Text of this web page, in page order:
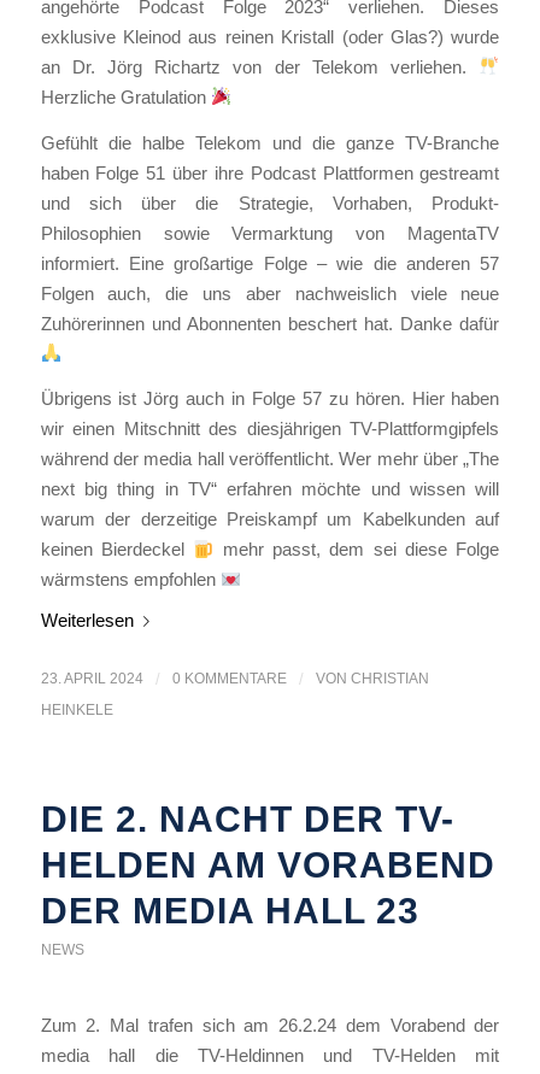
angehörte Podcast Folge 2023“ verliehen. Dieses
exklusive Kleinod aus reinen Kristall (oder Glas?) wurde
an Dr. Jörg Richartz von der Telekom verliehen.
Herzliche Gratulation
Gefühlt die halbe Telekom und die ganze TV-Branche
haben Folge 51 über ihre Podcast Plattformen gestreamt
und sich über die Strategie, Vorhaben, Produkt-
Philosophien sowie Vermarktung von MagentaTV
informiert. Eine großartige Folge – wie die anderen 57
Folgen auch, die uns aber nachweislich viele neue
Zuhörerinnen und Abonnenten beschert hat. Danke dafür
Übrigens ist Jörg auch in Folge 57 zu hören. Hier haben
wir einen Mitschnitt des diesjährigen TV-Plattformgipfels
während der media hall veröffentlicht. Wer mehr über „The
next big thing in TV“ erfahren möchte und wissen will
warum der derzeitige Preiskampf um Kabelkunden auf
keinen Bierdeckel
mehr passt, dem sei diese Folge
wärmstens empfohlen
Weiterlesen
23. APRIL 2024 / 0 KOMMENTARE / VON CHRISTIAN
HEINKELE
DIE 2. NACHT DER TV-
HELDEN AM VORABEND
DER MEDIA HALL 23
NEWS
Zum 2. Mal trafen sich am 26.2.24 dem Vorabend der
media hall die TV-Heldinnen und TV-Helden mit